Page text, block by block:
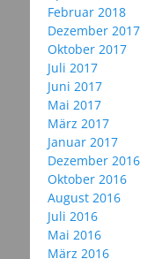
Februar 2018
Dezember 2017
Oktober 2017
Juli 2017
Juni 2017
Mai 2017
März 2017
Januar 2017
Dezember 2016
Oktober 2016
August 2016
Juli 2016
Mai 2016
März 2016